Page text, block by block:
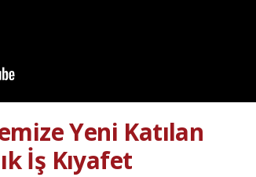
Yeni Katılan
İş Kıyafet